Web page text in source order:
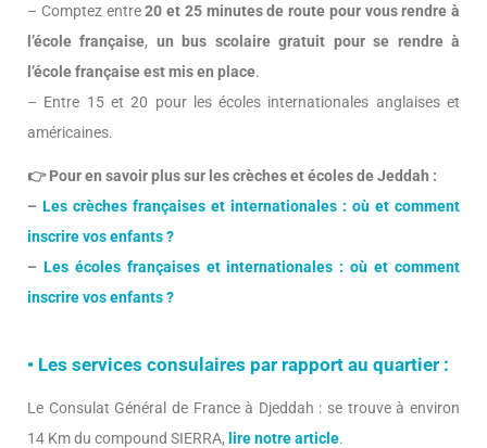
– Comptez entre20 et 25 minutes de route pour vous rendre à
l’école française, un bus scolaire gratuit pour se rendre à
l’école française est mis en place.
– Entre 15 et 20 pour les écoles internationales anglaises et
américaines.
👉Pour en savoir plus sur les crèches et écoles de Jeddah :
– Les crèches françaises et internationales : où et comment
inscrire vos enfants ?
– Les écoles françaises et internationales : où et comment
inscrire vos enfants ?
• Les services consulaires par rapport au quartier :
Le Consulat Général de France à Djeddah : se trouve à environ
14 Km du compound SIERRA, lire notre article.